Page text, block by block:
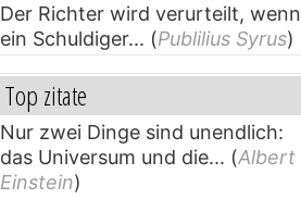
Der Richter wird verurteilt, wenn
ein Schuldiger... (Publilius Syrus)
Top zitate
Nur zwei Dinge sind unendlich:
das Universum und die... (Albert
Einstein)